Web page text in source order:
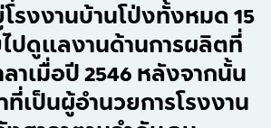
รงงานบ้านโป่งทั้งหมด 15
ปดูแลงานด้านการผลิตที่
าเมื่อปี 2546 หลังจากนั้น
เป็นผู้อำนวยการโรงงาน